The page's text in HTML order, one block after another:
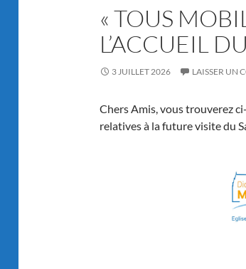
« TOUS
L’ACCUEIL
3 JUILLET 2026 LAISSER UN
Chers Amis, vous trouverez
relatives à la future visite du